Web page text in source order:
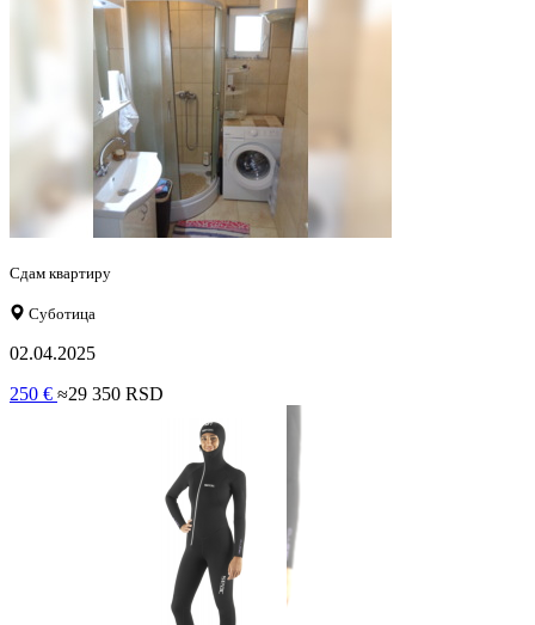
Сдам квартиру
Суботица
02.04.2025
250 € ≈29 350 RSD